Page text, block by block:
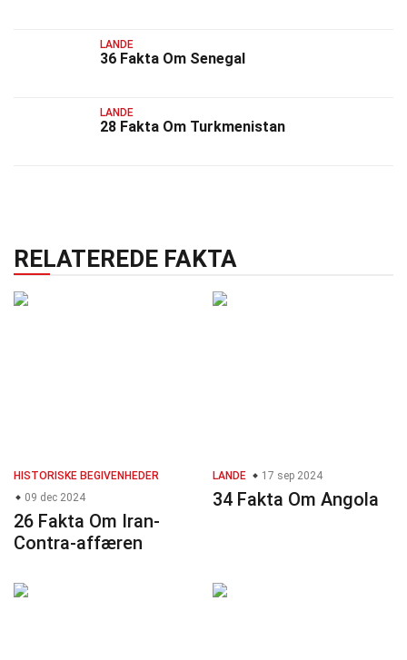
LANDE
36 Fakta Om Senegal
LANDE
28 Fakta Om Turkmenistan
RELATEREDE FAKTA
HISTORISKE BEGIVENHEDER
09 dec 2024
26 Fakta Om Iran-
Contra-affæren
LANDE 17 sep 2024
34 Fakta Om Angola